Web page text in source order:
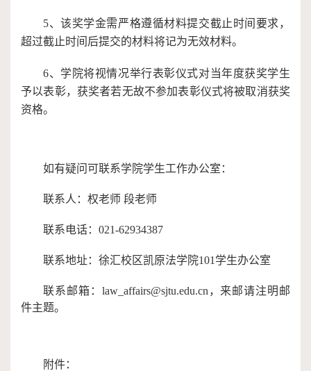
5、该奖学金需严格遵循材料提交截止时间要求，
超过截止时间后提交的材料将记为无效材料。
6、学院将视情况举行表彰仪式对当年度获奖学生
予以表彰，获奖者若无故不参加表彰仪式将被取消获奖
资格。
如有疑问可联系学院学生工作办公室：
联系人：权老师 段老师
联系电话： 021-62934387
联系地址：徐汇校区凯原法学院101学生办公室
联系邮箱： law_affairs@sjtu.edu.cn，来邮请注明邮
件主题。
附件：